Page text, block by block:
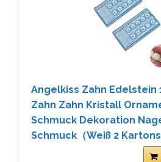
Angelkiss Zahn Edelstein
Zahn Zahn Kristall
Schmuck Dekoration
Schmuck（Weiß 2 Kartons